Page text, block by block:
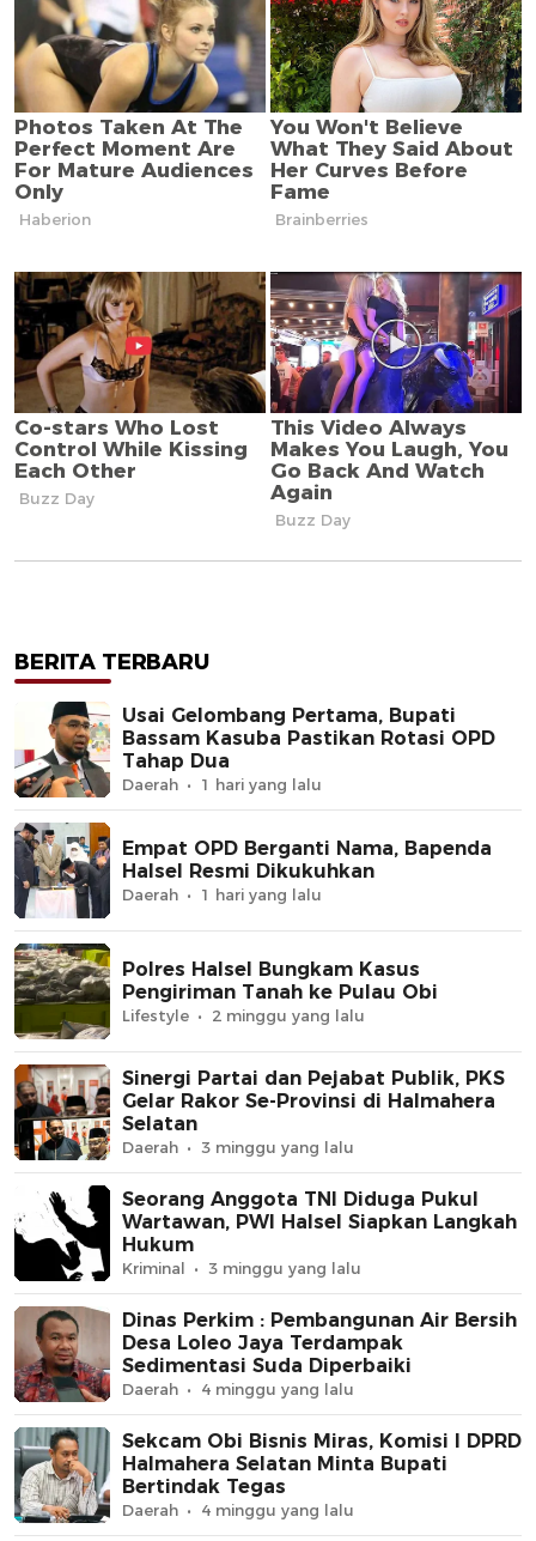
BERITA TERBARU
Usai Gelombang Pertama, Bupati
Bassam Kasuba Pastikan Rotasi OPD
Tahap Dua
Daerah 1 hari yang lalu
Empat OPD Berganti Nama, Bapenda
Halsel Resmi Dikukuhkan
Daerah 1 hari yang lalu
Polres Halsel Bungkam Kasus
Pengiriman Tanah ke Pulau Obi
Lifestyle 2 minggu yang lalu
Sinergi Partai dan Pejabat Publik, PKS
Gelar Rakor Se-Provinsi di Halmahera
Selatan
Daerah 3 minggu yang lalu
Seorang Anggota TNI Diduga Pukul
Wartawan, PWI Halsel Siapkan Langkah
Hukum
Kriminal 3 minggu yang lalu
Dinas Perkim : Pembangunan Air Bersih
Desa Loleo Jaya Terdampak
Sedimentasi Suda Diperbaiki
Daerah 4 minggu yang lalu
Sekcam Obi Bisnis Miras, Komisi I DPRD
Halmahera Selatan Minta Bupati
Bertindak Tegas
Daerah 4 minggu yang lalu